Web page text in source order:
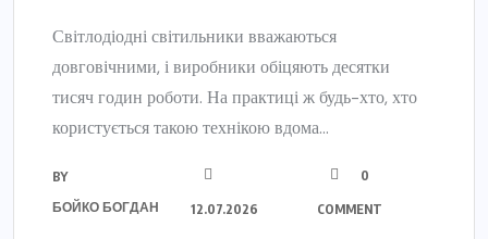
Світлодіодні світильники вважаються
довговічними, і виробники обіцяють десятки
тисяч годин роботи. На практиці ж будь-хто, хто
користується такою технікою вдома...
BY
БОЙКО БОГДАН
12.07.2026
0
COMMENT